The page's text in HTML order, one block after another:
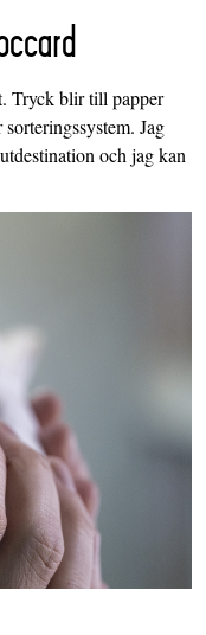
Tryck blir till papper
Jag
och jag kan